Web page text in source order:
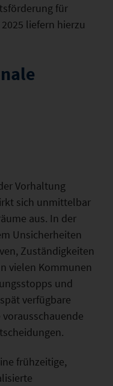
für
liefern hierzu
Vorhaltung
sich unmittelbar
aus. In der
Unsicherheiten
Zuständigkeiten
vielen Kommunen
und
verfügbare
frühzeitige,